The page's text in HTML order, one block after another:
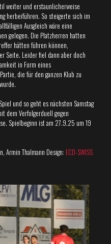
weiter und erstaunlicherweise
herbeiführen. So steigerte sich im
Ausgleich wäre eine
gelegen. Die Platzherren hatten
hätten führen können,
Seite. Leider fiel dann aber doch
in Form eines
die für den ganzen Klub zu
und so geht es nächsten Samstag
dem Verfolgerduell gegen
Spielbeginn ist am 27.9.25 um 19
Armin Thalmann Design: ECD-SWISS